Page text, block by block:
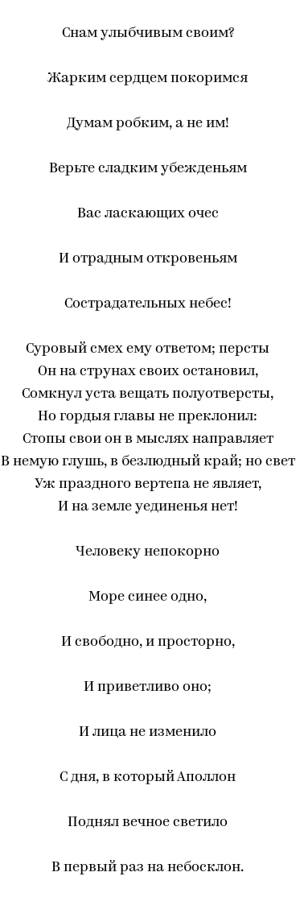
Снам улыбчивым своим?
Жарким сердцем покоримся
Думам робким, а не им!
Верьте сладким убежденьям
Вас ласкающих очес
И отрадным откровеньям
Сострадательных небес!
Суровый смех ему ответом; персты
Он на струнах своих остановил,
Сомкнул уста вещать полуотверсты,
Но гордыя главы не преклонил:
Стопы свои он в мыслях направляет
В немую глушь, в безлюдный край; но свет
Уж праздного вертепа не являет,
И на земле уединенья нет!
Человеку непокорно
Море синее одно,
И свободно, и просторно,
И приветливо оно;
И лица не изменило
С дня, в который Аполлон
Поднял вечное светило
В первый раз на небосклон.